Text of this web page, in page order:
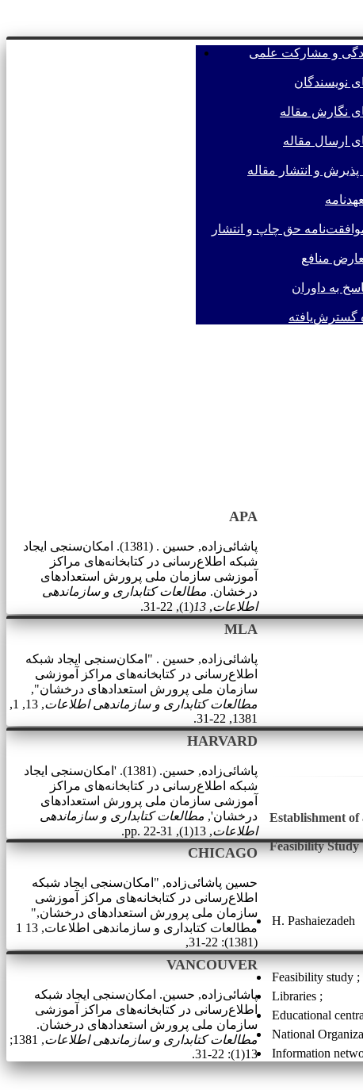
و مشارکت علمی
نویسندگان
نگارش مقاله
ارسال مقاله
پذیرش و انتشار مقاله
حق چاپ و انتشار
منافع
به داوران
گسترش‌یافته
Establishment
Feasibility Study
H. Pashaiezadeh
Feasibility study
Libraries
Educational
National
Information
APA
پاشائی‌زاده, حسین . (1381). امکان‌سنجی ایجاد
شبکه اطلاع‌رسانی در کتابخانه‌های مراکز
آموزشی سازمان ملی پرورش استعدادهای
درخشان. مطالعات کتابداری و سازماندهی
اطلاعات,
13
(1), 22-31.
MLA
پاشائی‌زاده, حسین . "امکان‌سنجی ایجاد شبکه
اطلاع‌رسانی در کتابخانه‌های مراکز آموزشی
سازمان ملی پرورش استعدادهای درخشان",
مطالعات کتابداری و سازماندهی اطلاعات
, 13, 1,
1381, 22-31.
HARVARD
پاشائی‌زاده, حسین. (1381). 'امکان‌سنجی ایجاد
شبکه اطلاع‌رسانی در کتابخانه‌های مراکز
آموزشی سازمان ملی پرورش استعدادهای
درخشان', مطالعات کتابداری و سازماندهی
اطلاعات, 13(1), pp. 22-31.
CHICAGO
حسین پاشائی‌زاده, "امکان‌سنجی ایجاد شبکه
اطلاع‌رسانی در کتابخانه‌های مراکز آموزشی
سازمان ملی پرورش استعدادهای درخشان,"
مطالعات کتابداری و سازماندهی اطلاعات, 13 1
(1381): 22-31,
VANCOUVER
پاشائی‌زاده, حسین. امکان‌سنجی ایجاد شبکه
اطلاع‌رسانی در کتابخانه‌های مراکز آموزشی
سازمان ملی پرورش استعدادهای درخشان.
مطالعات کتابداری و سازماندهی اطلاعات
, 1381;
13(1): 22-31.